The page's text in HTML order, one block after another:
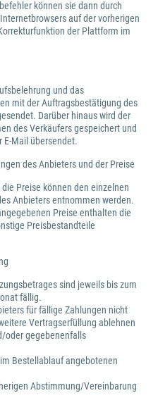
können sie dann durch
auf der vorherigen
der Plattform im
und das
mit der Auftragsbestätigung des
Darüber hinaus wird der
des Verkäufers gespeichert und
E-Mail übersendet.
des Anbieters und der Preise
Preise können den einzelnen
Anbieters entnommen werden.
Preise enthalten die
Preisbestandteile
sind jeweils bis zum
fällig.
für fällige Zahlungen nicht
Vertragserfüllung ablehnen
oder gegebenenfalls
Bestellablauf angebotenen
Abstimmung/Vereinbarung